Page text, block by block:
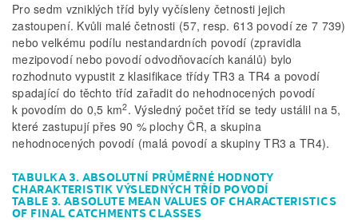
Pro sedm vzniklých tříd byly vyčísleny četnosti jejich
zastoupení. Kvůli malé četnosti (57, resp. 613 povodí ze 7 739)
nebo velkému podílu nestandardních povodí (zpravidla
mezipovodí nebo povodí odvodňovacích kanálů) bylo
rozhodnuto vypustit z klasifikace třídy TR3 a TR4 a povodí
spadající do těchto tříd zařadit do nehodnocených povodí
k povodím do 0,5 km2. Výsledný počet tříd se tedy ustálil na 5,
které zastupují přes 90 % plochy ČR, a skupina
nehodnocených povodí (malá povodí a skupiny TR3 a TR4).
TABULKA 3. ABSOLUTNÍ PRŮMĚRNÉ HODNOTY
CHARAKTERISTIK VÝSLEDNÝCH TŘÍD POVODÍ
TABLE 3. ABSOLUTE MEAN VALUES OF CHARACTERISTICS
OF FINAL CATCHMENTS CLASSES